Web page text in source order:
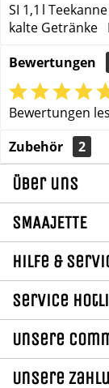
SI 1,1 l
kalte Getränke
Bewertungen
Bewertungen
Zubehör
2
Über uns
SMAAJETTE
Hilfe &
Service
Unsere
Unsere